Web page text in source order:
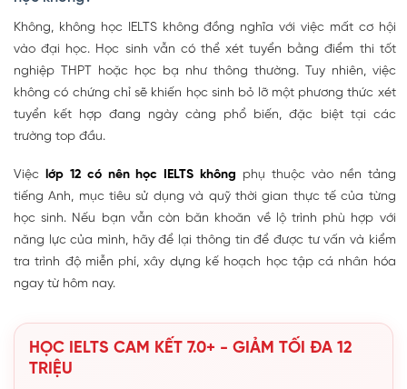
Không, không học IELTS không đồng nghĩa với việc mất cơ hội
vào đại học. Học sinh vẫn có thể xét tuyển bằng điểm thi tốt
nghiệp THPT hoặc học bạ như thông thường. Tuy nhiên, việc
không có chứng chỉ sẽ khiến học sinh bỏ lỡ một phương thức xét
tuyển kết hợp đang ngày càng phổ biến, đặc biệt tại các
trường top đầu.
Việc lớp 12 có nên học IELTS không phụ thuộc vào nền tảng
tiếng Anh, mục tiêu sử dụng và quỹ thời gian thực tế của từng
học sinh. Nếu bạn vẫn còn băn khoăn về lộ trình phù hợp với
năng lực của mình, hãy để lại thông tin để được tư vấn và kiểm
tra trình độ miễn phí, xây dựng kế hoạch học tập cá nhân hóa
ngay từ hôm nay.
HỌC IELTS CAM KẾT 7.0+ - GIẢM TỐI ĐA 12
TRIỆU